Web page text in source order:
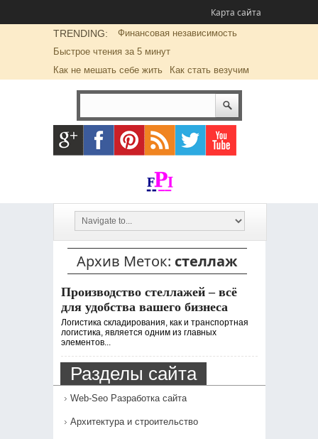
Карта сайта
TRENDING:
Финансовая независимость
Быстрое чтения за 5 минут
Как не мешать себе жить
Как стать везучим
Архив Меток: стеллаж
Производство стеллажей – всё
для удобства вашего бизнеса
Логистика складирования, как и транспортная
логистика, является одним из главных
элементов...
Разделы сайта
Web-Seo Разработка сайта
Архитектура и строительство